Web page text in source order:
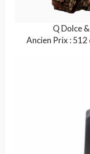
Q Dolce
Ancien Prix : 512